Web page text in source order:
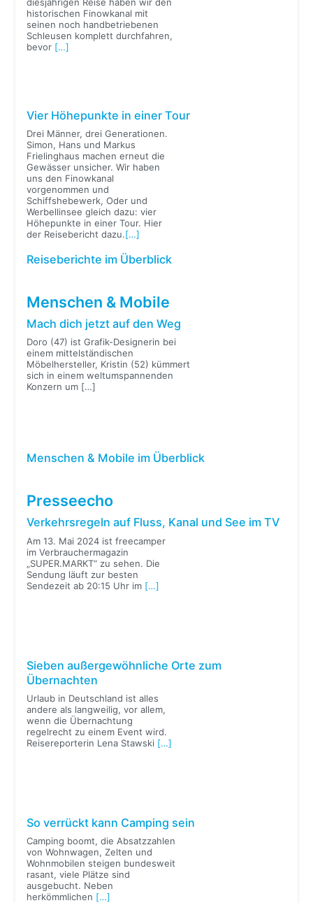
diesjährigen Reise haben wir den
historischen Finowkanal mit
seinen noch handbetriebenen
Schleusen komplett durchfahren,
bevor […]
Vier Höhepunkte in einer Tour
Drei Männer, drei Generationen.
Simon, Hans und Markus
Frielinghaus machen erneut die
Gewässer unsicher. Wir haben
uns den Finowkanal
vorgenommen und
Schiffshebewerk, Oder und
Werbellinsee gleich dazu: vier
Höhepunkte in einer Tour. Hier
der Reisebericht dazu.[…]
Reiseberichte im Überblick
Menschen & Mobile
Mach dich jetzt auf den Weg
Doro (47) ist Grafik-Designerin bei
einem mittelständischen
Möbelhersteller, Kristin (52) kümmert
sich in einem weltumspannenden
Konzern um […]
Menschen & Mobile im Überblick
Presseecho
Verkehrsregeln auf Fluss, Kanal und See im TV
Am 13. Mai 2024 ist freecamper
im Verbrauchermagazin
„SUPER.MARKT“ zu sehen. Die
Sendung läuft zur besten
Sendezeit ab 20:15 Uhr im […]
Sieben außergewöhnliche Orte zum
Übernachten
Urlaub in Deutschland ist alles
andere als langweilig, vor allem,
wenn die Übernachtung
regelrecht zu einem Event wird.
Reisereporterin Lena Stawski […]
So verrückt kann Camping sein
Camping boomt, die Absatzzahlen
von Wohnwagen, Zelten und
Wohnmobilen steigen bundesweit
rasant, viele Plätze sind
ausgebucht. Neben
herkömmlichen […]